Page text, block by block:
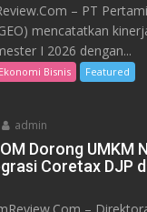
– PT
mencatatkan
I 2026 dengan...
Ekonomi Bisnis Featured
admin
Dorong UMKM
Coretax DJP